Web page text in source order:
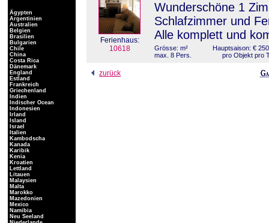
Ferienhaus:
10618
Wunderschöne 1
Schlafzimmer und
Alle komplett und
Grösse: m²
max. 8 Pers.
Hauptsaison: €
pro Objekt pro
zurück
Ägypten
Argentinien
Australien
Belgien
Brasilien
Bulgarien
Chile
China
Costa Rica
Dänemark
England
Estland
Frankreich
Griechenland
Indien
Indischer Ocean
Indonesien
Irland
Island
Israel
Italien
Kambodscha
Kanada
Karibik
Kenia
Kroatien
Lettland
Litauen
Malaysien
Malta
Marokko
Mazedonien
Mexico
Namibia
Neu Seeland